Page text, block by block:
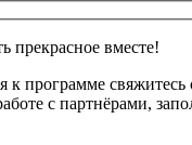
прекрасное вместе!
к программе
с партнёрами,